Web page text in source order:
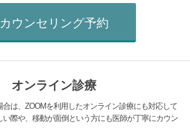
カウンセリング予約
オンライン診療
合は、ZOOMを利用したオンライン診療にも対応して
い際や、移動が面倒という方にも医師が丁寧にカウン